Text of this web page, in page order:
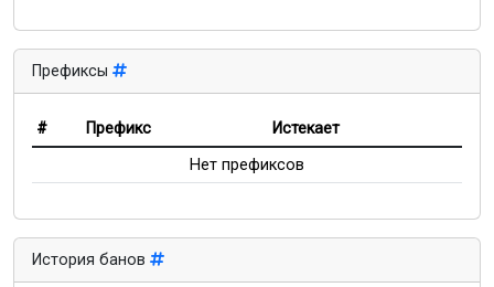
Префиксы
# Префикс
Истекает
Нет префиксов
История банов